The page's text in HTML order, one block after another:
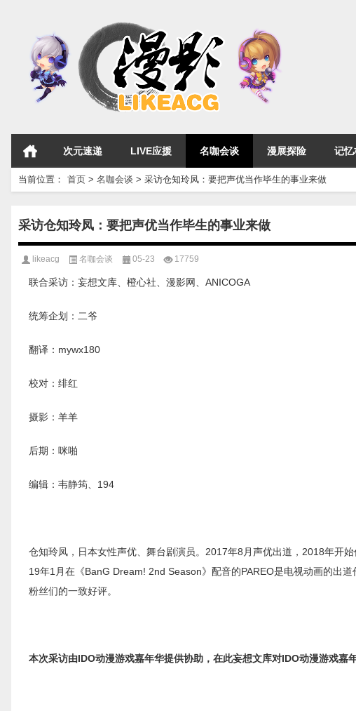
次元速递 LIVE应援 名咖会谈 漫展探险 记忆
当前位置： 首页 > 名咖会谈 > 采访仓知玲凤：要把声优当作毕生的事业来做
采访仓知玲凤：要把声优当作毕生的事业来做
likeacg 名咖会谈 05-23 17759
联合采访：妄想文库、橙心社、漫影网、ANICOGA
统筹企划：二爷
翻译：mywx180
校对：绯红
摄影：羊羊
后期：咪啪
编辑：韦静筠、194
仓知玲凤，日本女性声优、舞台剧演员。2017年8月声优出道，2018年开
19年1月在《BanG Dream! 2nd Season》配音的PAREO是电视动画的出
粉丝们的一致好评。
本次采访由IDO动漫游戏嘉年华提供协助，在此妄想文库对IDO动漫游戏嘉